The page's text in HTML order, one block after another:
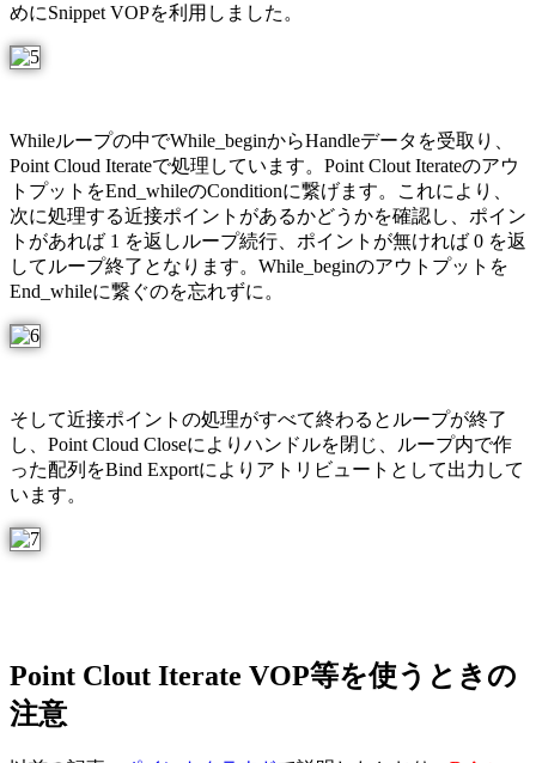
めにSnippet VOPを利用しました。
Whileループの中でWhile_beginからHandleデータを受取り、
Point Cloud Iterateで処理しています。Point Clout Iterateのアウ
トプットをEnd_whileのConditionに繋げます。これにより、
次に処理する近接ポイントがあるかどうかを確認し、ポイン
トがあれば 1 を返しループ続行、ポイントが無ければ 0 を返
してループ終了となります。While_beginのアウトプットを
End_whileに繋ぐのを忘れずに。
そして近接ポイントの処理がすべて終わるとループが終了
し、Point Cloud Closeによりハンドルを閉じ、ループ内で作
った配列をBind Exportによりアトリビュートとして出力して
います。
Point Clout Iterate VOP等を使うときの
注意